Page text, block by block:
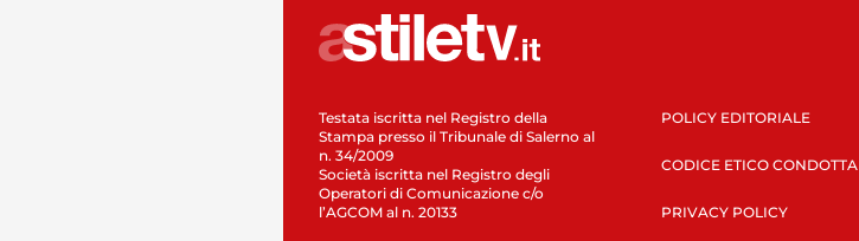
Testata iscritta nel Registro della
Stampa presso il Tribunale di Salerno al
n. 34/2009
Società iscritta nel Registro degli
Operatori di Comunicazione c/o
l’AGCOM al n. 20133
POLICY EDITORIALE
CODICE ETICO CONDOTTA
PRIVACY POLICY